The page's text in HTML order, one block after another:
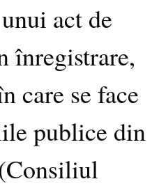
act de
înregistrare,
care se face
publice din